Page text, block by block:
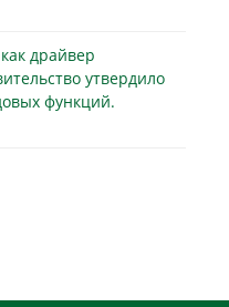
драйвер
утвердило
функций.